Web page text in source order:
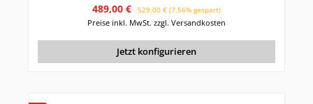
Verkaufspreis:
489,00 € Regulärer Preis:
529,00 € (7.56% gespart)
Preise inkl. MwSt. zzgl. Versandkosten
Jetzt konfigurieren